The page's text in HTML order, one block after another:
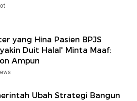
yang Hina Pasien BPJS
Duit Halal' Minta Maaf:
Ampun
Ubah Strategi Bangun